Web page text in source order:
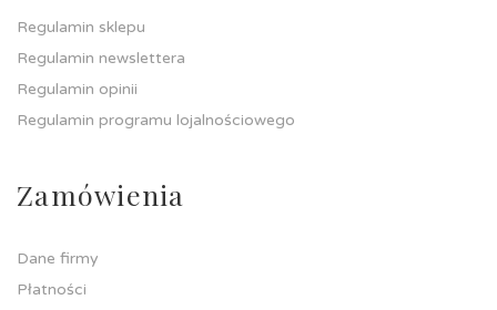
Regulamin sklepu
Regulamin newslettera
Regulamin opinii
Regulamin programu lojalnościowego
Zamówienia
Dane firmy
Płatności